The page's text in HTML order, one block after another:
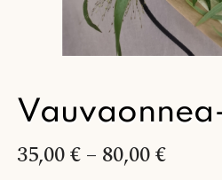
35,00€– 80,00€